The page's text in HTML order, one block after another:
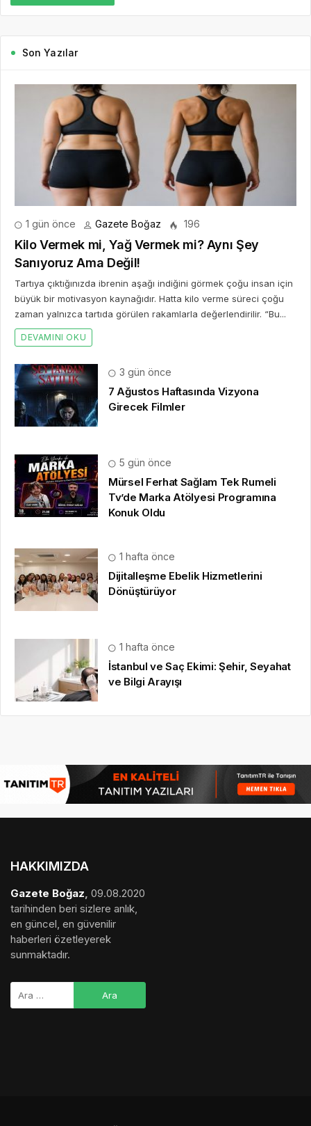
Son Yazılar
1 gün önce Gazete Boğaz 196
Kilo Vermek mi, Yağ Vermek mi? Aynı Şey
Sanıyoruz Ama Değil!
Tartıya çıktığınızda ibrenin aşağı indiğini görmek çoğu insan için
büyük bir motivasyon kaynağıdır. Hatta kilo verme süreci çoğu
zaman yalnızca tartıda görülen rakamlarla değerlendirilir. “Bu...
DEVAMINI OKU
3 gün önce
7 Ağustos Haftasında Vizyona
Girecek Filmler
5 gün önce
Mürsel Ferhat Sağlam Tek Rumeli
Tv’de Marka Atölyesi Programına
Konuk Oldu
1 hafta önce
Dijitalleşme Ebelik Hizmetlerini
Dönüştürüyor
1 hafta önce
İstanbul ve Saç Ekimi: Şehir, Seyahat
ve Bilgi Arayışı
HAKKIMIZDA
Gazete Boğaz 09.08.2020
tarihinden beri sizlere anlık,
en güncel, en güvenilir
haberleri özetleyerek
sunmaktadır.